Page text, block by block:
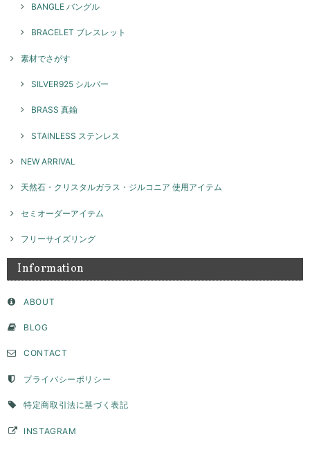
BANGLE バングル
BRACELET ブレスレット
素材でさがす
SILVER925 シルバー
BRASS 真鍮
STAINLESS ステンレス
NEW ARRIVAL
天然石・クリスタルガラス・ジルコニア 使用アイテム
セミオーダーアイテム
フリーサイズリング
Information
ABOUT
BLOG
CONTACT
プライバシーポリシー
特定商取引法に基づく表記
INSTAGRAM